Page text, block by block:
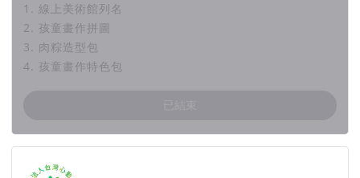
1. 線上美術館列名
2. 孩童畫作拼圖
3. 肉粽造型包
4. 孩童畫作特色包